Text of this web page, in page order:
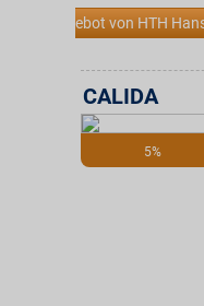
Zum Angebot von HTH
5%
CALIDA